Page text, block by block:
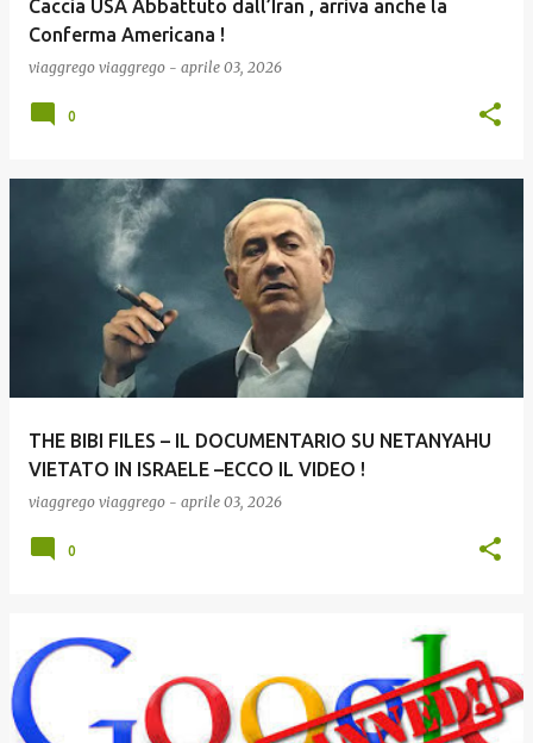
Caccia USA Abbattuto dall’Iran , arriva anche la
Conferma Americana !
viaggrego viaggrego - aprile 03, 2026
0
THE BIBI FILES – IL DOCUMENTARIO SU NETANYAHU
VIETATO IN ISRAELE –ECCO IL VIDEO !
viaggrego viaggrego - aprile 03, 2026
0